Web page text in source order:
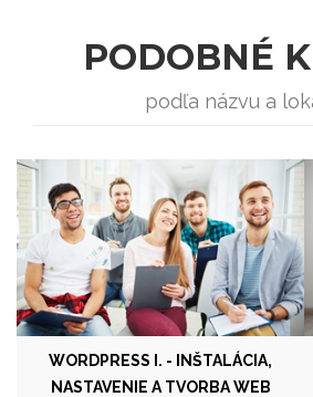
PODOBNÉ
podľa názvu a
WORDPRESS I. - INŠTALÁCIA,
NASTAVENIE A TVORBA WEB